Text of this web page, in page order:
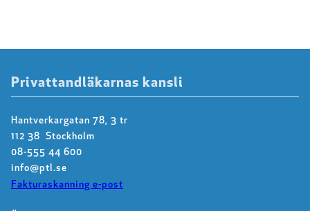
Privattandläkarnas kansli
Hantverkargatan 78, 3 tr
112 38 Stockholm
08-555 44 600
info@ptl.se
Fakturaskanning e-post